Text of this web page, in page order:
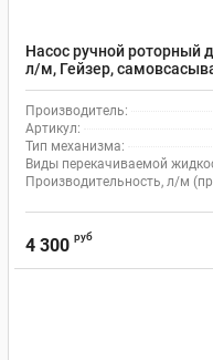
Насос ручной роторный
л/м, Гейзер,
Производитель:
Артикул:
Тип механизма:
Виды перекачиваемой
Производительность, л/м
4 300 руб